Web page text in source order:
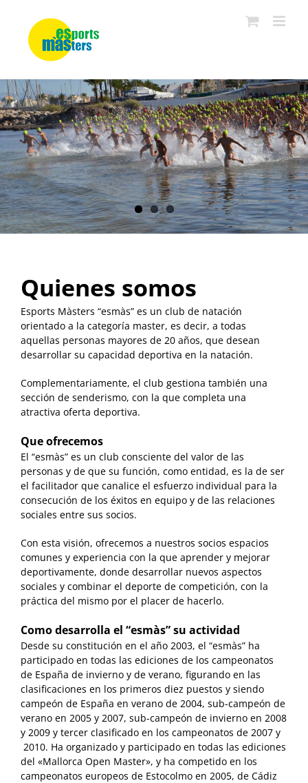
contenido
Quienes somos
Esports Màsters “esmàs” es un club de natación
orientado a la categoría master, es decir, a todas
aquellas personas mayores de 20 años, que desean
desarrollar su capacidad deportiva en la natación.
Complementariamente, el club gestiona también una
sección de senderismo, con la que completa una
atractiva oferta deportiva.
Que ofrecemos
El “esmàs” es un club consciente del valor de las
personas y de que su función, como entidad, es la de ser
el facilitador que canalice el esfuerzo individual para la
consecución de los éxitos en equipo y de las relaciones
sociales entre sus socios.
Con esta visión, ofrecemos a nuestros socios espacios
comunes y experiencia con la que aprender y mejorar
deportivamente, donde desarrollar nuevos aspectos
sociales y combinar el deporte de competición, con la
práctica del mismo por el placer de hacerlo.
Como desarrolla el “esmàs” su actividad
Desde su constitución en el año 2003, el “esmàs” ha
participado en todas las ediciones de los campeonatos
de España de invierno y de verano, figurando en las
clasificaciones en los primeros diez puestos y siendo
campeón de España en verano de 2004, sub-campeón de
verano en 2005 y 2007, sub-campeón de invierno en 2008
y 2009 y tercer clasificado en los campeonatos de 2007 y
2010. Ha organizado y participado en todas las ediciones
del «Mallorca Open Master», y ha competido en los
campeonatos europeos de Estocolmo en 2005, de Cádiz